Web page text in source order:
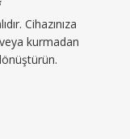
Cihazınıza
kurmadan